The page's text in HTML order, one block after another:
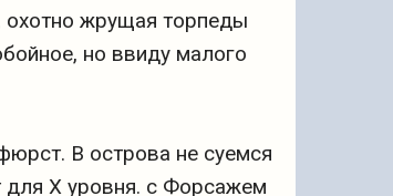
охотно жрущая торпеды
но ввиду малого
В острова не суемся
для Х уровня. с Форсажем